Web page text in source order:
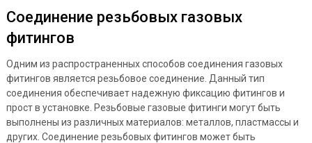
Соединение резьбовых газовых
фитингов
Одним из распространенных способов соединения газовых
фитингов является резьбовое соединение. Данный тип
соединения обеспечивает надежную фиксацию фитингов и
прост в установке. Резьбовые газовые фитинги могут быть
выполнены из различных материалов: металлов, пластмассы и
других. Соединение резьбовых фитингов может быть